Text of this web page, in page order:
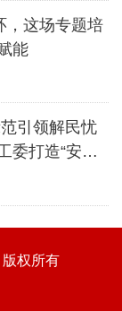
，这场专题培
能
引领解民忧
打造“安心
体系
权所有